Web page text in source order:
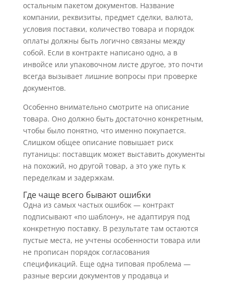
остальным пакетом документов. Название
компании, реквизиты, предмет сделки, валюта,
условия поставки, количество товара и порядок
оплаты должны быть логично связаны между
собой. Если в контракте написано одно, а в
инвойсе или упаковочном листе другое, это почти
всегда вызывает лишние вопросы при проверке
документов.
Особенно внимательно смотрите на описание
товара. Оно должно быть достаточно конкретным,
чтобы было понятно, что именно покупается.
Слишком общее описание повышает риск
путаницы: поставщик может выставить документы
на похожий, но другой товар, а это уже путь к
переделкам и задержкам.
Где чаще всего бывают ошибки
Одна из самых частых ошибок — контракт
подписывают «по шаблону», не адаптируя под
конкретную поставку. В результате там остаются
пустые места, не учтены особенности товара или
не прописан порядок согласования
спецификаций. Еще одна типовая проблема —
разные версии документов у продавца и